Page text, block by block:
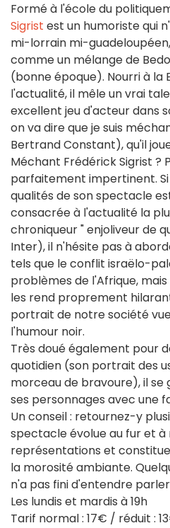
Formé à l'école du
Sigrist est un humoriste qui
mi-lorrain mi-
comme un mélange de
(bonne époque). Nourri à la
l'actualité, il mêle un vrai
excellent jeu d'acteur dans
on va dire que je suis
Bertrand Constant), qu'il
Méchant Frédérick Sigrist ?
parfaitement impertinent.
qualités de son spectacle
consacrée à l'actualité la
chroniqueur " enjoliveur de
Inter), il n'hésite pas à
tels que le conflit israëlo-
problèmes de l'Afrique,
les rend proprement
portrait de notre société
l'humour noir.
Très doué également pour
quotidien (son portrait des
morceau de bravoure), il se
ses personnages avec une
Un conseil : retournez-y
spectacle évolue au fur et à
représentations et
la morosité ambiante.
n'a pas fini d'entendre
Les lundis et mardis à 19h
Tarif normal : 17€ / réduit :